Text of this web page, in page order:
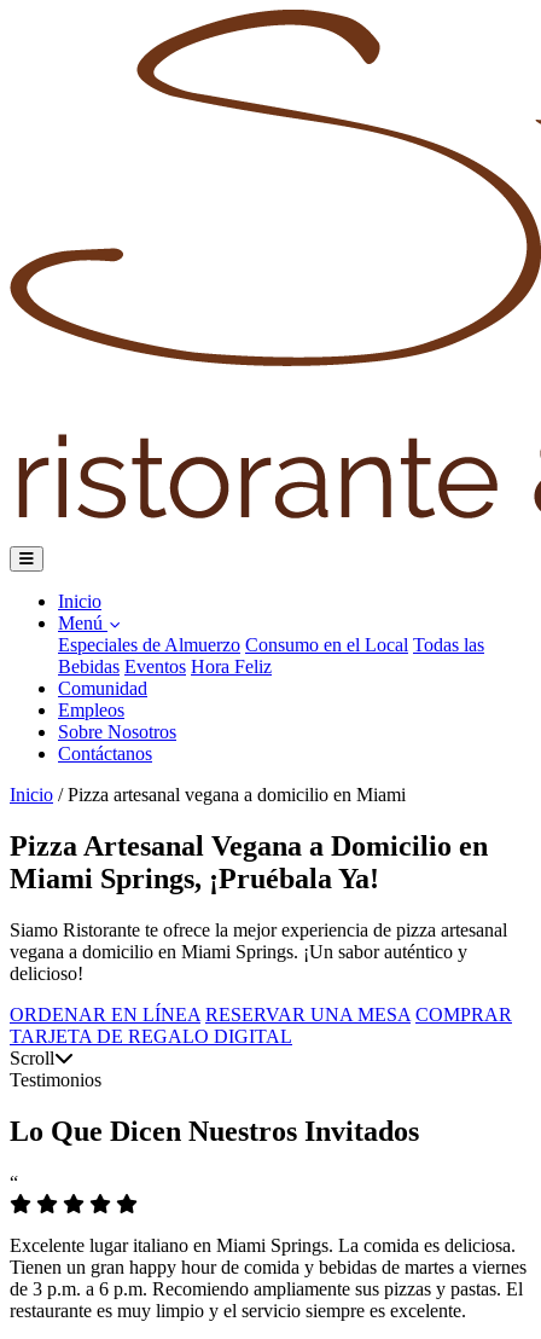
Inicio
Menú
Especiales de Almuerzo Consumo en el Local Todas las
Bebidas Eventos Hora Feliz
Comunidad
Empleos
Sobre Nosotros
Contáctanos
Inicio / Pizza artesanal vegana a domicilio en Miami
Pizza Artesanal Vegana a Domicilio en
Miami Springs, ¡Pruébala Ya!
Siamo Ristorante te ofrece la mejor experiencia de pizza artesanal
vegana a domicilio en Miami Springs. ¡Un sabor auténtico y
delicioso!
ORDENAR EN LÍNEA RESERVAR UNA MESA COMPRAR
TARJETA DE REGALO DIGITAL
Scroll
Testimonios
Lo Que Dicen Nuestros Invitados
“
Excelente lugar italiano en Miami Springs. La comida es deliciosa.
Tienen un gran happy hour de comida y bebidas de martes a viernes
de 3 p.m. a 6 p.m. Recomiendo ampliamente sus pizzas y pastas. El
restaurante es muy limpio y el servicio siempre es excelente.